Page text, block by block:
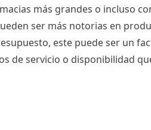
más grandes o incluso
ser más notorias en
este puede ser un
de servicio o disponibilidad